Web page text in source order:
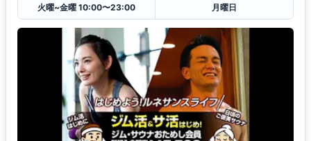
火曜~金曜 10:00〜23:00
月曜日